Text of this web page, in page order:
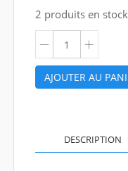
2 produits en stock
AJOUTER AU
DESCRIPTION